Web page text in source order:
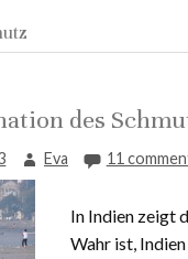
des
Eva 11
In Indien zeigt
Wahr ist,